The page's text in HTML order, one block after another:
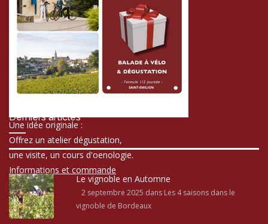
Une idée originale :
Offrez un atelier dégustation,
une visite, un cours d'oenologie.
Informations et commande
Derniers articles
Le vignoble en Automne
2 septembre 2025 dans Les 4 saisons dans le
vignoble de Bordeaux